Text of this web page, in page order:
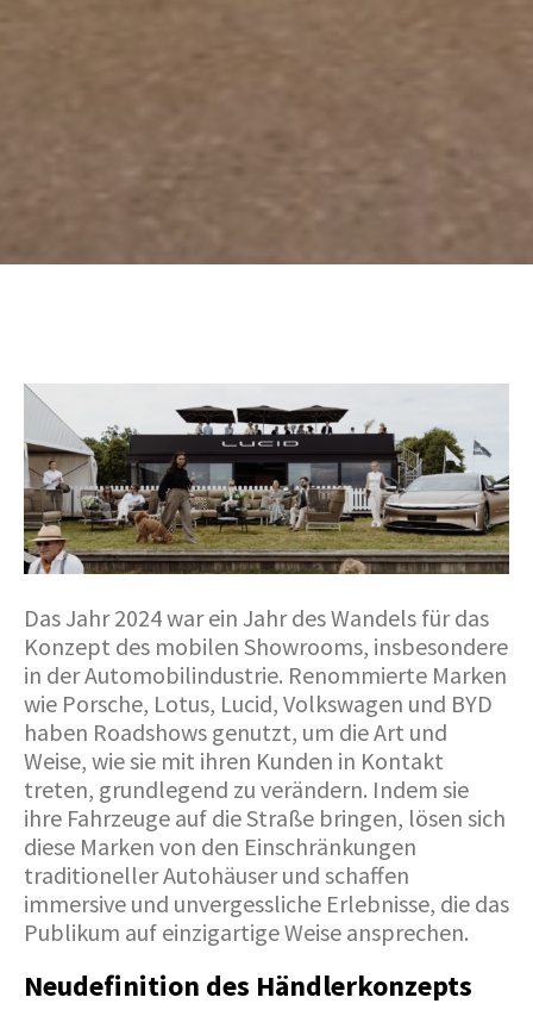
Das Jahr 2024 war ein Jahr des Wandels für das
Konzept des mobilen Showrooms, insbesondere
in der Automobilindustrie. Renommierte Marken
wie Porsche, Lotus, Lucid, Volkswagen und BYD
haben Roadshows genutzt, um die Art und
Weise, wie sie mit ihren Kunden in Kontakt
treten, grundlegend zu verändern. Indem sie
ihre Fahrzeuge auf die Straße bringen, lösen sich
diese Marken von den Einschränkungen
traditioneller Autohäuser und schaffen
immersive und unvergessliche Erlebnisse, die das
Publikum auf einzigartige Weise ansprechen.
Neudefinition des Händlerkonzepts